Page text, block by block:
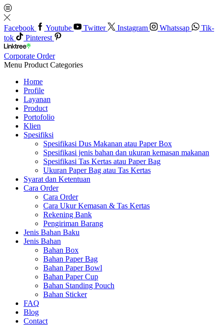
Facebook Youtube Twitter Instagram Whatssap
Tik-
tok
Pinterest
Corporate Order
Menu Product Categories
Home
Profile
Layanan
Product
Portofolio
Klien
Spesifiksi
Spesifikasi Dus Makanan atau Paper Box
Spesifikasi jenis bahan dan ukuran kemasan makanan
Spesifikasi Tas Kertas atau Paper Bag
Ukuran Paper Bag atau Tas Kertas
Syarat dan Ketentuan
Cara Order
Cara Order
Cara Ukur Kemasan & Tas Kertas
Rekening Bank
Pengiriman Barang
Jenis Bahan Baku
Jenis Bahan
Bahan Box
Bahan Paper Bag
Bahan Paper Bowl
Bahan Paper Cup
Bahan Standing Pouch
Bahan Sticker
FAQ
Blog
Contact